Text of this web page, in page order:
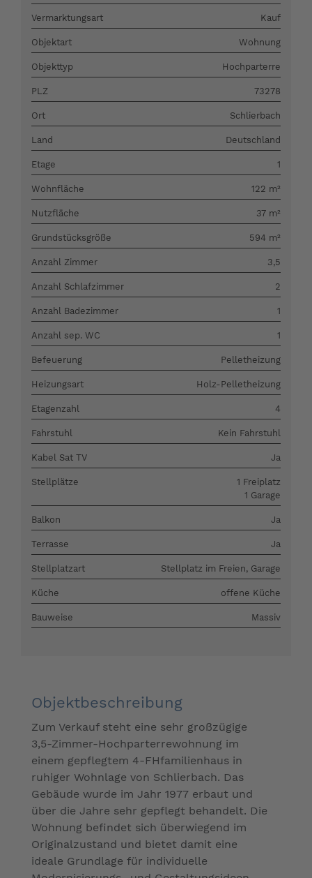
Vermarktungsart Kauf
Objektart Wohnung
Objekttyp Hochparterre
PLZ 73278
Ort Schlierbach
Land Deutschland
Etage 1
Wohnfläche 122 m²
Nutzfläche 37 m²
Grundstücksgröße 594 m²
Anzahl Zimmer 3,5
Anzahl Schlafzimmer 2
Anzahl Badezimmer 1
Anzahl sep. WC 1
Befeuerung Pelletheizung
Heizungsart Holz-Pelletheizung
Etagenzahl 4
Fahrstuhl Kein Fahrstuhl
Kabel Sat TV Ja
Stellplätze
1 Freiplatz
1 Garage
Balkon Ja
Terrasse Ja
Stellplatzart Stellplatz im Freien, Garage
Küche offene Küche
Bauweise Massiv
Objektbeschreibung
Zum Verkauf steht eine sehr großzügige
3,5-Zimmer-Hochparterrewohnung im
einem gepflegtem 4-FHfamilienhaus in
ruhiger Wohnlage von Schlierbach. Das
Gebäude wurde im Jahr 1977 erbaut und
über die Jahre sehr gepflegt behandelt. Die
Wohnung befindet sich überwiegend im
Originalzustand und bietet damit eine
ideale Grundlage für individuelle